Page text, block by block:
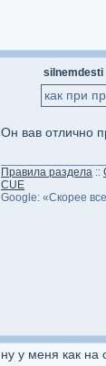
silnemdesti
как при
Он вав отлично
Правила раздела ::
CUE
Google: «Скорее
ну у меня как на